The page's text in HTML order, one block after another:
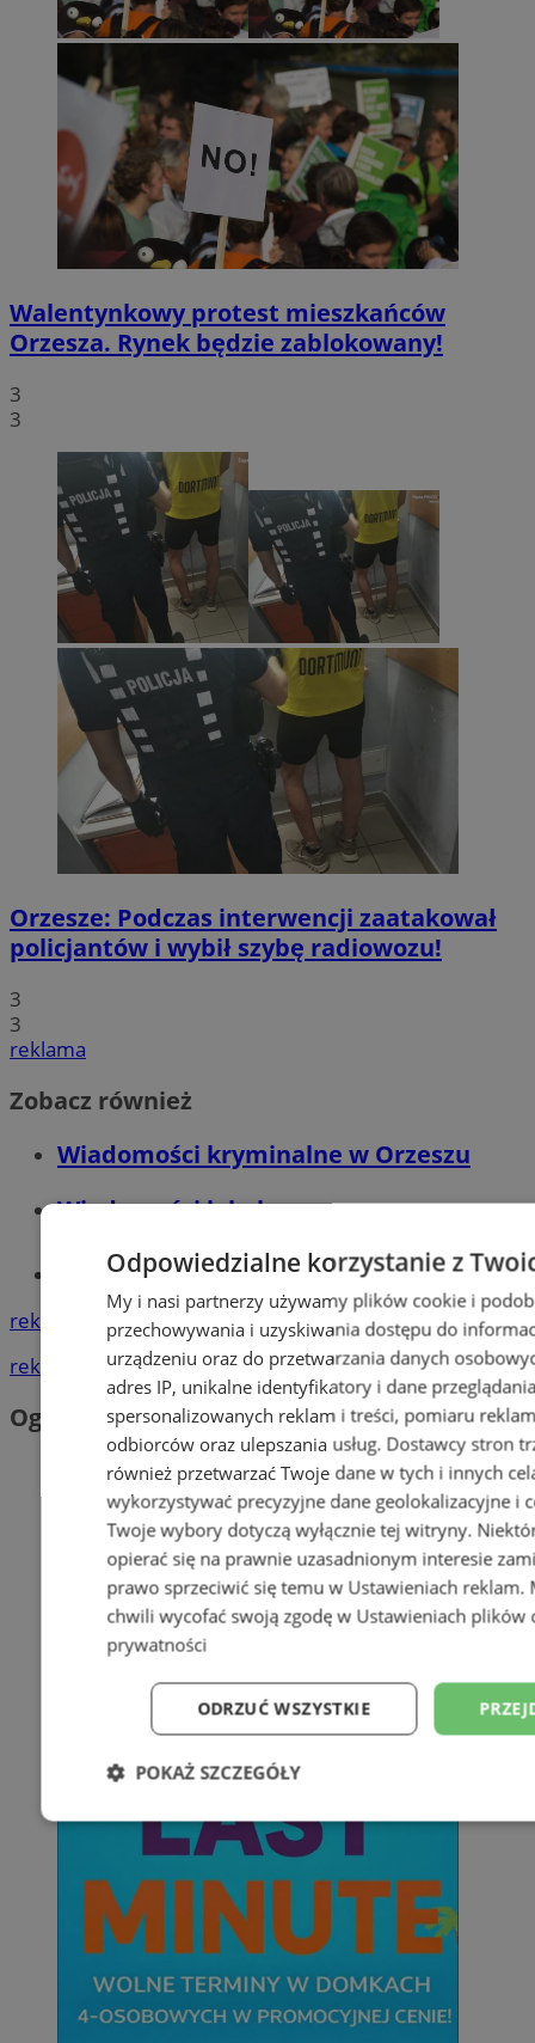
Walentynkowy protest mieszkańców
Orzesza. Rynek będzie zablokowany!
3
3
Orzesze: Podczas interwencji zaatakował
policjantów i wybił szybę radiowozu!
3
3
reklama
Zobacz również
Wiadomości kryminalne w Orzeszu
Wiadomości lokalne
Tworzenie stron www - Orzesze
reklama
reklama
Ogłoszenia
Odpowiedzialne korzystanie z
My i nasi partnerzy używamy plików cookie i
przechowywania i uzyskiwania dostępu do
urządzeniu oraz do przetwarzania danych
adres IP, unikalne identyfikatory i dane
spersonalizowanych reklam i treści, pomiaru
odbiorców oraz ulepszania usług. Dostawcy stron
również przetwarzać Twoje dane w tych i innych
wykorzystywać precyzyjne dane geolokalizacyjne i
Twoje wybory dotyczą wyłącznie tej witryny.
opierać się na prawnie uzasadnionym interesie
prawo sprzeciwić się temu w Ustawieniach reklam.
chwili wycofać swoją zgodę w Ustawieniach plików
prywatności
ODRZUĆ WSZYSTKIE
POKAŻ SZCZEGÓŁY
Niezbędne Wydajność
Niesklasyfikowane